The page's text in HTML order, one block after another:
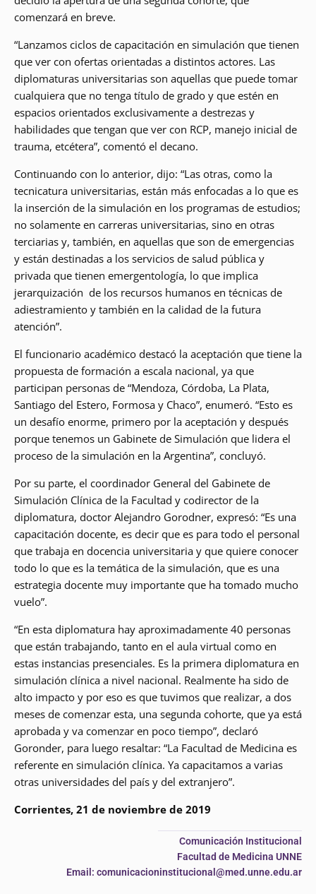
comenzará en breve.
“Lanzamos ciclos de capacitación en simulación que tienen
que ver con ofertas orientadas a distintos actores. Las
diplomaturas universitarias son aquellas que puede tomar
cualquiera que no tenga título de grado y que estén en
espacios orientados exclusivamente a destrezas y
habilidades que tengan que ver con RCP, manejo inicial de
trauma, etcétera”, comentó el decano.
Continuando con lo anterior, dijo: “Las otras, como la
tecnicatura universitarias, están más enfocadas a lo que es
la inserción de la simulación en los programas de estudios;
no solamente en carreras universitarias, sino en otras
terciarias y, también, en aquellas que son de emergencias
y están destinadas a los servicios de salud pública y
privada que tienen emergentología, lo que implica
jerarquización de los recursos humanos en técnicas de
adiestramiento y también en la calidad de la futura
atención”.
El funcionario académico destacó la aceptación que tiene la
propuesta de formación a escala nacional, ya que
participan personas de “Mendoza, Córdoba, La Plata,
Santiago del Estero, Formosa y Chaco”, enumeró. “Esto es
un desafío enorme, primero por la aceptación y después
porque tenemos un Gabinete de Simulación que lidera el
proceso de la simulación en la Argentina”, concluyó.
Por su parte, el coordinador General del Gabinete de
Simulación Clínica de la Facultad y codirector de la
diplomatura, doctor Alejandro Gorodner, expresó: “Es una
capacitación docente, es decir que es para todo el personal
que trabaja en docencia universitaria y que quiere conocer
todo lo que es la temática de la simulación, que es una
estrategia docente muy importante que ha tomado mucho
vuelo”.
“En esta diplomatura hay aproximadamente 40 personas
que están trabajando, tanto en el aula virtual como en
estas instancias presenciales. Es la primera diplomatura en
simulación clínica a nivel nacional. Realmente ha sido de
alto impacto y por eso es que tuvimos que realizar, a dos
meses de comenzar esta, una segunda cohorte, que ya está
aprobada y va comenzar en poco tiempo”, declaró
Goronder, para luego resaltar: “La Facultad de Medicina es
referente en simulación clínica. Ya capacitamos a varias
otras universidades del país y del extranjero”.
Corrientes, 21 de noviembre de 2019
Comunicación Institucional
Facultad de Medicina UNNE
Email: comunicacioninstitucional@med.unne.edu.ar